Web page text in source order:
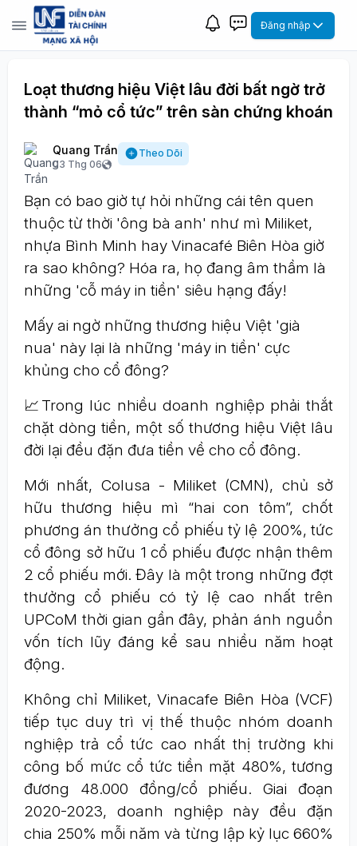
Đăng nhập
Loạt thương hiệu Việt lâu đời bất ngờ trở
thành “mỏ cổ tức” trên sàn chứng khoán
Quang Trần
03 Thg 06
Theo Dõi
Bạn có bao giờ tự hỏi những cái tên quen
thuộc từ thời 'ông bà anh' như mì Miliket,
nhựa Bình Minh hay Vinacafé Biên Hòa giờ
ra sao không? Hóa ra, họ đang âm thầm là
những 'cỗ máy in tiền' siêu hạng đấy!
Mấy ai ngờ những thương hiệu Việt 'già
nua' này lại là những 'máy in tiền' cực
khủng cho cổ đông?
📈Trong lúc nhiều doanh nghiệp phải thắt
chặt dòng tiền, một số thương hiệu Việt lâu
đời lại đều đặn đưa tiền về cho cổ đông.
Mới nhất, Colusa - Miliket (CMN), chủ sở
hữu thương hiệu mì “hai con tôm”, chốt
phương án thưởng cổ phiếu tỷ lệ 200%, tức
cổ đông sở hữu 1 cổ phiếu được nhận thêm
2 cổ phiếu mới. Đây là một trong những đợt
thưởng cổ phiếu có tỷ lệ cao nhất trên
UPCoM thời gian gần đây, phản ánh nguồn
vốn tích lũy đáng kể sau nhiều năm hoạt
động.
Không chỉ Miliket, Vinacafe Biên Hòa (VCF)
tiếp tục duy trì vị thế thuộc nhóm doanh
nghiệp trả cổ tức cao nhất thị trường khi
công bố mức cổ tức tiền mặt 480%, tương
đương 48.000 đồng/cổ phiếu. Giai đoạn
2020-2023, doanh nghiệp này đều đặn
chia 250% mỗi năm và từng lập kỷ lục 660%